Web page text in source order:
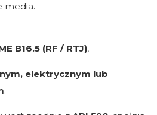
media.
B16.5 (RF / RTJ),
elektrycznym lub
.